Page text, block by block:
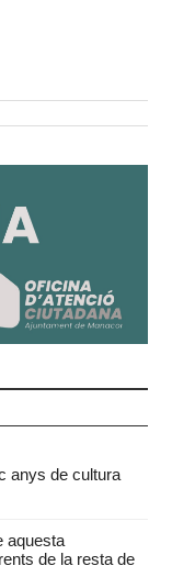
anys de cultura
aquesta
de la resta de